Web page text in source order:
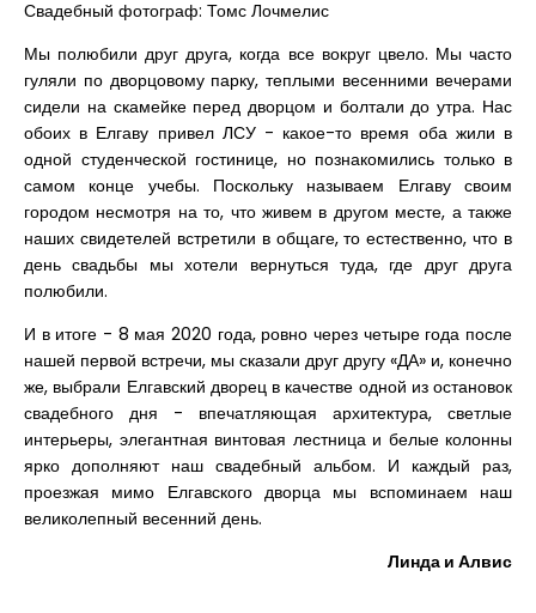
Свадебный фотограф: Томс Лочмелис
Мы полюбили друг друга, когда все вокруг цвело. Мы часто
гуляли по дворцовому парку, теплыми весенними вечерами
сидели на скамейке перед дворцом и болтали до утра. Нас
обоих в Елгаву привел ЛСУ - какое-то время оба жили в
одной студенческой гостинице, но познакомились только в
самом конце учебы. Поскольку называем Елгаву своим
городом несмотря на то, что живем в другом месте, а также
наших свидетелей встретили в общаге, то естественно, что в
день свадьбы мы хотели вернуться туда, где друг друга
полюбили.
И в итоге - 8 мая 2020 года, ровно через четыре года после
нашей первой встречи, мы сказали друг другу «ДА» и, конечно
же, выбрали Елгавский дворец в качестве одной из остановок
свадебного дня - впечатляющая архитектура, светлые
интерьеры, элегантная винтовая лестница и белые колонны
ярко дополняют наш свадебный альбом. И каждый раз,
проезжая мимо Елгавского дворца мы вспоминаем наш
великолепный весенний день.
Линда и Алвис